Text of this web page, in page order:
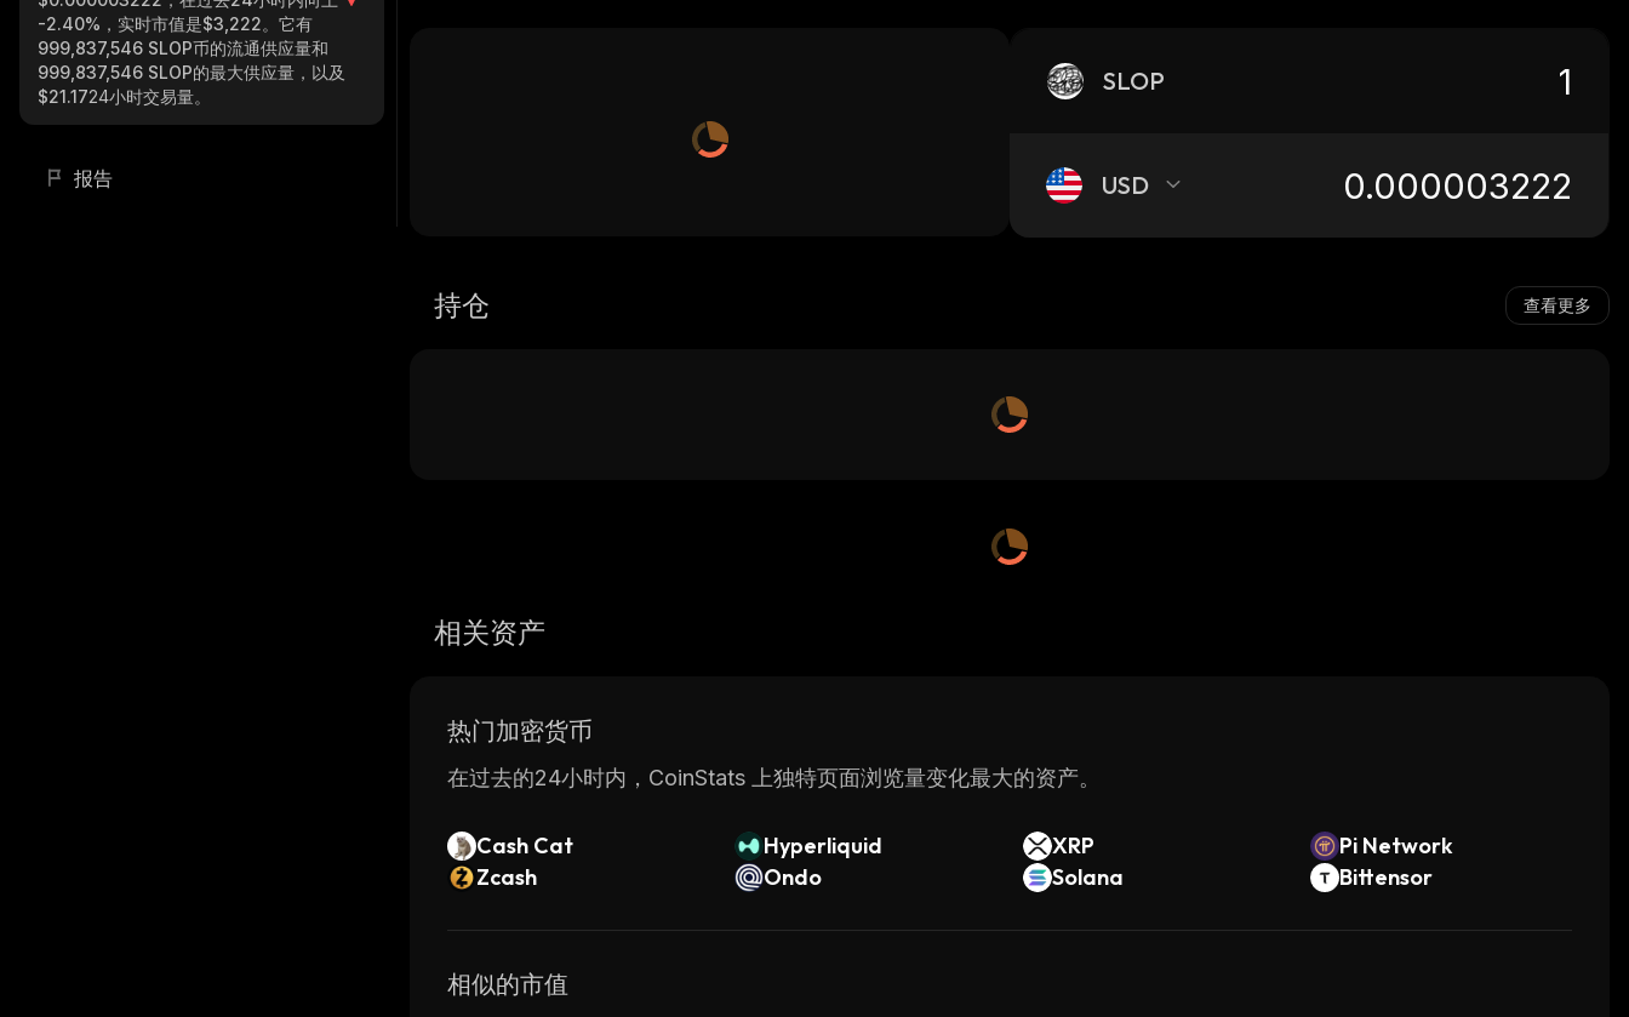
-2.40% ，实时市值是$3,222。它有
999,837,546 SLOP币的流通供应量和
999,837,546 SLOP的最大供应量，以及
$21.1724小时交易量。
报告
SLOP
USD
持仓 查看更多
相关资产
热门加密货币
在过去的24小时内，CoinStats 上独特页面浏览量变化最大的资产。
Cash Cat Hyperliquid XRP
Pi Network
Zcash
Ondo Solana Bittensor
相似的市值